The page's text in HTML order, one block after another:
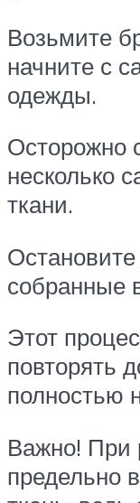
Возьмите
начните с
одежды.
Осторожно
несколько
ткани.
собранные
Этот
повторять
полностью
Важно! При
предельно